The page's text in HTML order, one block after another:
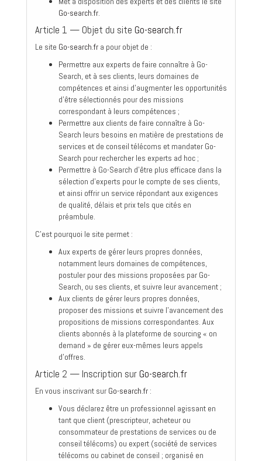
Go-search.fr.
Article 1 — Objet du site Go-search.fr
Le site Go-search.fr a pour objet de :
Permettre aux experts de faire connaître à Go-
Search, et à ses clients, leurs domaines de
compétences et ainsi d'augmenter les opportunités
d'être sélectionnés pour des missions
correspondant à leurs compétences ;
Permettre aux clients de faire connaître à Go-
Search leurs besoins en matière de prestations de
services et de conseil télécoms et mandater Go-
Search pour rechercher les experts ad hoc ;
Permettre à Go-Search d'être plus efficace dans la
sélection d'experts pour le compte de ses clients,
et ainsi offrir un service répondant aux exigences
de qualité, délais et prix tels que cités en
préambule.
C'est pourquoi le site permet :
Aux experts de gérer leurs propres données,
notamment leurs domaines de compétences,
postuler pour des missions proposées par Go-
Search, ou ses clients, et suivre leur avancement ;
Aux clients de gérer leurs propres données,
proposer des missions et suivre l'avancement des
propositions de missions correspondantes. Aux
clients abonnés à la plateforme de sourcing « on
demand » de gérer eux-mêmes leurs appels
d'offres.
Article 2 — Inscription sur Go-search.fr
En vous inscrivant sur Go-search.fr :
Vous déclarez être un professionnel agissant en
tant que client (prescripteur, acheteur ou
consommateur de prestations de services ou de
conseil télécoms) ou expert (société de services
télécoms ou cabinet de conseil ; organisé en